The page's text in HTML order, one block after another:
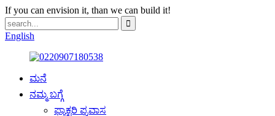
If you can envision it, than we can build it!
English
ಮನೆ
ನಮ್ಮ ಬಗ್ಗೆ
ಫ್ಯಾಕ್ಟರಿ ಪ್ರವಾಸ